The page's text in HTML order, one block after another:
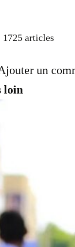
1725 articles
un
loin